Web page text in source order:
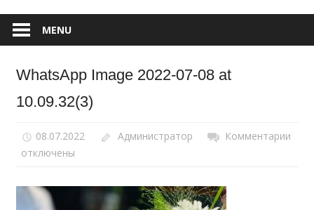
ПАВЛОВО-
ПОСАДСКОЕ
MENU
WhatsApp Image 2022-07-08 at
10.09.32(3)
08.07.2022 Администратор Комментарии
отключены